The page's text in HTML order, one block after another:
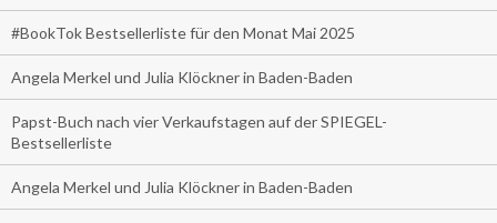
#BookTok Bestsellerliste für den Monat Mai 2025
Angela Merkel und Julia Klöckner in Baden-Baden
Papst-Buch nach vier Verkaufstagen auf der SPIEGEL-
Bestsellerliste
Angela Merkel und Julia Klöckner in Baden-Baden